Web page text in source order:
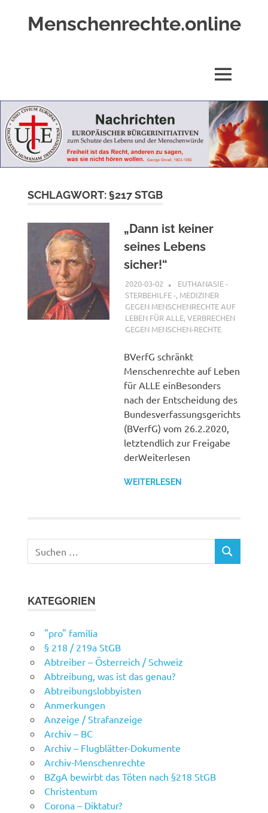
Menschenrechte.online
Geborene
wie
für
Ungeborene
MENÜ
SCHLAGWORT:§217 STGB
„Dann ist keiner
seines Lebens
sicher!“
2020-03-02 G A
EUTHANASIE -
STERBEHILFE -, MEDIZINER
GEGEN MENSCHENRECHTE AUF
LEBEN FÜR ALLE,VERBRECHEN
GEGEN MENSCHEN-RECHTE
BVerfG schränkt
Menschenrechte auf Leben
für ALLE einBesonders
nach der Entscheidung des
Bundesverfassungsgerichts
(BVerfG) vom 26.2.2020,
letztendlich zur Freigabe
derWeiterlesen
WEITERLESEN
nach:
SUCHEN
KATEGORIEN
"pro" familia
§ 218 / 219a StGB
Abtreiber – Österreich / Schweiz
Abtreibung, was ist das genau?
Abtreibungslobbyisten
Anmerkungen
Anzeige / Strafanzeige
Archiv – BC
Archiv – Flugblätter-Dokumente
Archiv-Menschenrechte
BZgA bewirbt das Töten nach §218 StGB
Christentum
Corona – Diktatur?